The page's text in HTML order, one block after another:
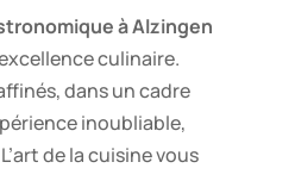
à Alzingen
culinaire.
dans un cadre
inoubliable,
de la cuisine vous